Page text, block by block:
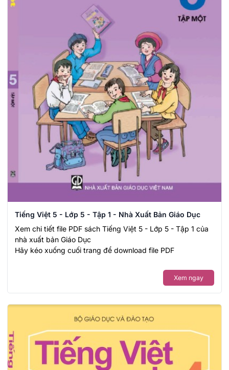
Tiếng Việt 5 - Lớp 5 - Tập 1 - Nhà Xuất Bản Giáo Dục
Xem chi tiết file PDF sách Tiếng Việt 5 - Lớp 5 - Tập 1 của
nhà xuất bản Giáo Dục
Hãy kéo xuống cuối trang để download file PDF
Xem ngay